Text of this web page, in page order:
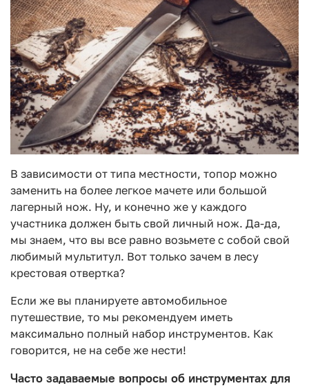
В зависимости от типа местности, топор можно
заменить на более легкое мачете или большой
лагерный нож. Ну, и конечно же у каждого
участника должен быть свой личный нож. Да-да,
мы знаем, что вы все равно возьмете с собой свой
любимый мультитул. Вот только зачем в лесу
крестовая отвертка?
Если же вы планируете автомобильное
путешествие, то мы рекомендуем иметь
максимально полный набор инструментов. Как
говорится, не на себе же нести!
Часто задаваемые вопросы об инструментах для